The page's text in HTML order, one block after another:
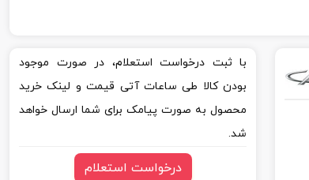
با ثبت درخواست استعلام، در صورت موجود
بودن کالا طی ساعات آتی قیمت و لینک خرید
محصول به صورت پیامک برای شما ارسال خواهد
شد.
درخواست استعلام